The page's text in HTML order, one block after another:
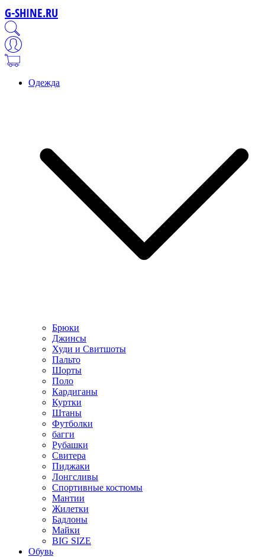
G-SHINE.RU
Одежда
Брюки
Джинсы
Худи и Свитшоты
Пальто
Шорты
Поло
Кардиганы
Куртки
Штаны
Футболки
багги
Рубашки
Свитера
Пиджаки
Лонгсливы
Спортивные костюмы
Мантии
Жилетки
Бадлоны
Майки
BIG SIZE
Обувь